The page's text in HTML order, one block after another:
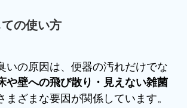
の使い方
いの原因は、便器の汚れだけでな
や壁への飛び散り・見えない雑菌
まざまな要因が関係しています。